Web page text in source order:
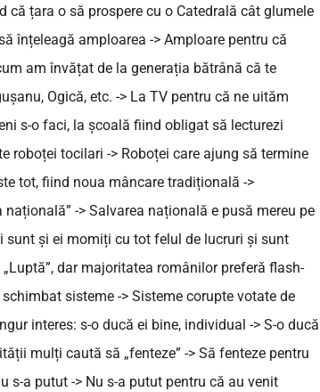
țara o să prospere cu o Catedrală cât glumele
înțeleagă amploarea -> Amploare pentru că
am învățat de la generația bătrână că te
Ogică, etc. -> La TV pentru că ne uităm
s-o faci, la școală fiind obligat să lecturezi
roboței tocilari -> Roboței care ajung să termine
tot, fiind noua mâncare tradițională ->
-> Salvarea națională e pusă mereu pe
sunt și ei momiți cu tot felul de lucruri și sunt
dar majoritatea românilor preferă flash-
sisteme -> Sisteme corupte votate de
interes: s-o ducă ei bine, individual -> S-o ducă
mulți caută să „fenteze” -> Să fenteze pentru
s-a putut -> Nu s-a putut pentru că au venit